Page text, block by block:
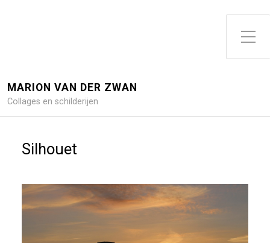
Toggle
MARION VAN DER ZWAN
Collages en schilderijen
Silhouet